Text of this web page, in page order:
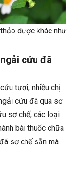
dược khác như
cứu đã
tươi, nhiều chị
cứu đã qua sơ
sơ chế, các loại
bài thuốc chữa
sơ chế sẵn mà